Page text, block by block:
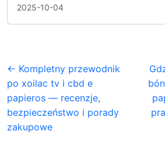
2025-10-04
← Kompletny przewodnik
po xoilac tv i cbd e
papieros — recenzje,
bezpieczeństwo i porady
zakupowe